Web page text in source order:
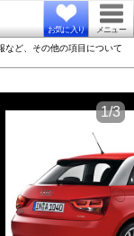
お気に入り メニュー
など、その他の項目について
1/3